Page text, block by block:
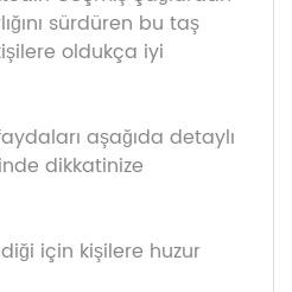
sürdüren bu taş
oldukça iyi
aşağıda detaylı
dikkatinize
için kişilere huzur